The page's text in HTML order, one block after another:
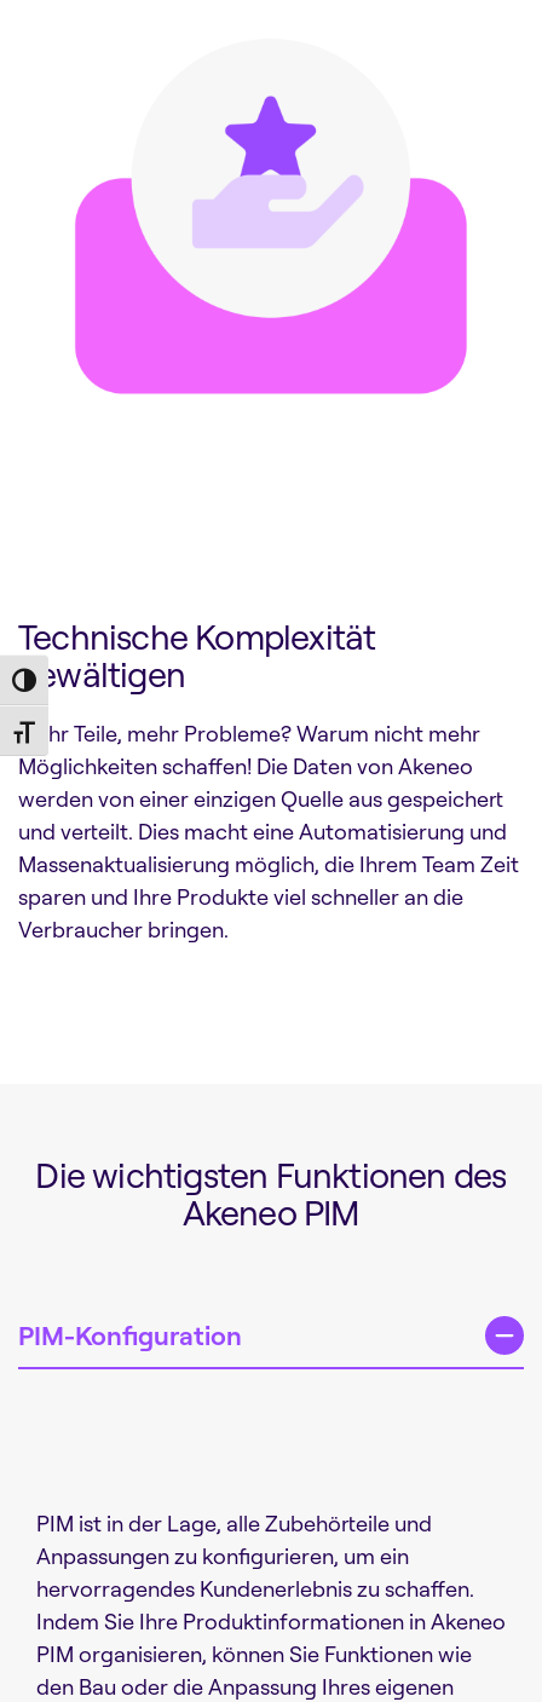
Toggle High Contrast
Toggle Font size
Technische Komplexität
bewältigen
Mehr Teile, mehr Probleme? Warum nicht mehr
Möglichkeiten schaffen! Die Daten von Akeneo
werden von einer einzigen Quelle aus gespeichert
und verteilt. Dies macht eine Automatisierung und
Massenaktualisierung möglich, die Ihrem Team Zeit
sparen und Ihre Produkte viel schneller an die
Verbraucher bringen.
Die wichtigsten Funktionen des
Akeneo PIM
PIM-Konfiguration
PIM ist in der Lage, alle Zubehörteile und
Anpassungen zu konfigurieren, um ein
hervorragendes Kundenerlebnis zu schaffen.
Indem Sie Ihre Produktinformationen in Akeneo
PIM organisieren, können Sie Funktionen wie
den Bau oder die Anpassung Ihres eigenen